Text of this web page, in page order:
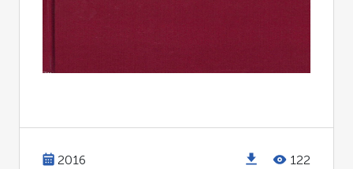
2016 122